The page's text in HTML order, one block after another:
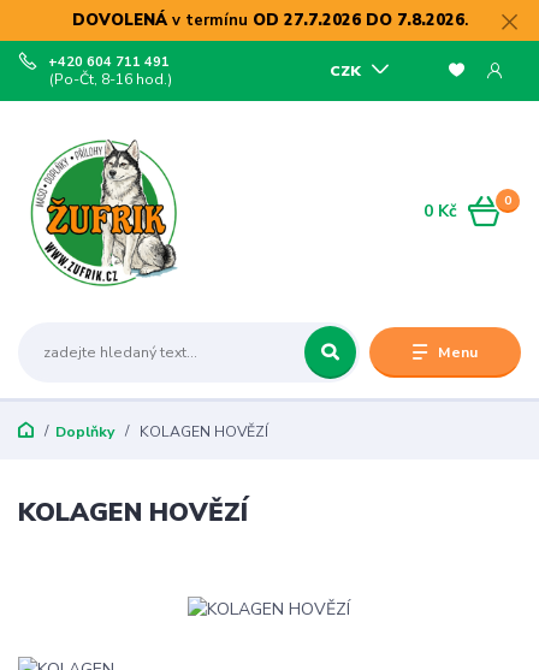
DOVOLENÁv termínu OD 27.7.2026 DO 7.8.2026.
Menu
CZK
+420 604 711 491
(Po-Čt, 8-16 hod.)
0
0 Kč
Doplňky KOLAGEN HOVĚZÍ
KOLAGEN HOVĚZÍ